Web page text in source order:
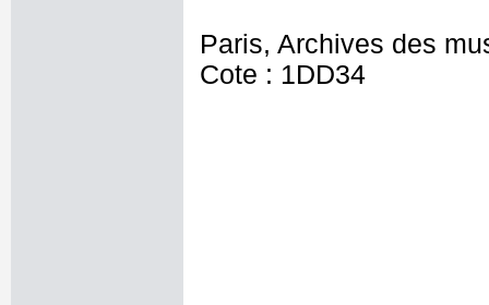
Paris, Archives des
Cote : 1DD34